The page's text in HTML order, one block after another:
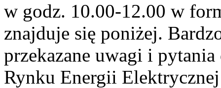
w godz. 10.00-12.00 w
znajduje się poniżej.
przekazane uwagi i
Rynku Energii